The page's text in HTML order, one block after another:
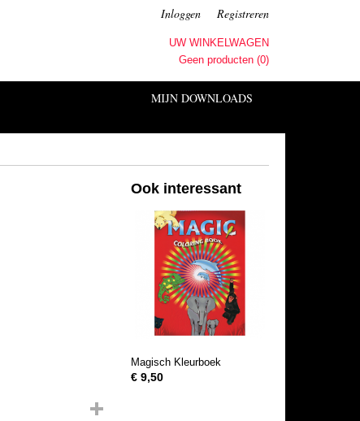
Inloggen Registreren
UW WINKELWAGEN
Geen producten (0)
MIJN DOWNLOADS
Ook interessant
Magisch Kleurboek
€ 9,50